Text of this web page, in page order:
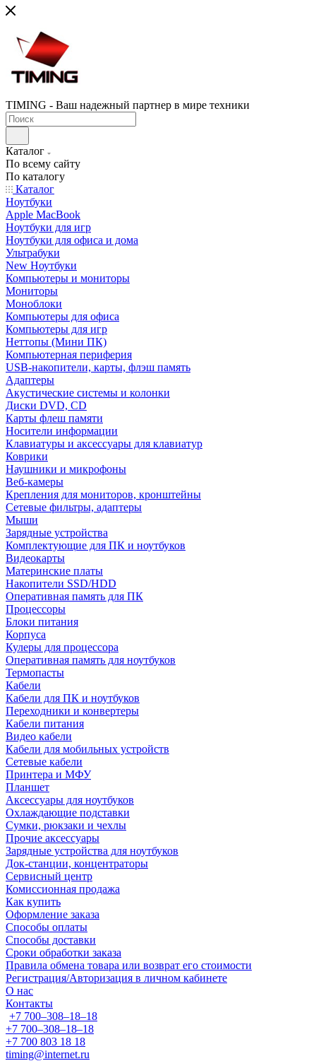
TIMING - Ваш надежный партнер в мире техники
Каталог
По всему сайту
По каталогу
Каталог
Ноутбуки
Apple MacBook
Ноутбуки для игр
Ноутбуки для офиса и дома
Ультрабуки
New Ноутбуки
Компьютеры и мониторы
Мониторы
Моноблоки
Компьютеры для офиса
Компьютеры для игр
Неттопы (Мини ПК)
Компьютерная периферия
USB-накопители, карты, флэш память
Адаптеры
Акустические системы и колонки
Диски DVD, CD
Карты флеш памяти
Носители информации
Клавиатуры и аксессуары для клавиатур
Коврики
Наушники и микрофоны
Веб-камеры
Крепления для мониторов, кронштейны
Сетевые фильтры, адаптеры
Мыши
Зарядные устройства
Комплектующие для ПК и ноутбуков
Видеокарты
Материнские платы
Накопители SSD/HDD
Оперативная память для ПК
Процессоры
Блоки питания
Корпуса
Кулеры для процессора
Оперативная память для ноутбуков
Термопасты
Кабели
Кабели для ПК и ноутбуков
Переходники и конвертеры
Кабели питания
Видео кабели
Кабели для мобильных устройств
Сетевые кабели
Принтера и МФУ
Планшет
Аксессуары для ноутбуков
Охлаждающие подставки
Сумки, рюкзаки и чехлы
Прочие аксессуары
Зарядные устройства для ноутбуков
Док-станции, концентраторы
Сервисный центр
Комиссионная продажа
Как купить
Оформление заказа
Способы оплаты
Способы доставки
Сроки обработки заказа
Правила обмена товара или возврат его стоимости
Регистрация/Авторизация в личном кабинете
О нас
Контакты
+7 700‒308‒18‒18
+7 700‒308‒18‒18
+7 700 803 18 18
timing@internet.ru